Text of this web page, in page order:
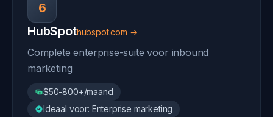
6
HubSpothubspot.com →
Complete enterprise-suite voor inbound
marketing
$50-800+/maand
Ideaal voor: Enterprise marketing